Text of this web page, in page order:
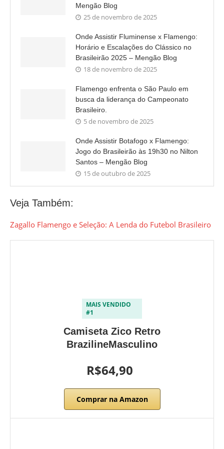
Mengão Blog
25 de novembro de 2025
Onde Assistir Fluminense x Flamengo:
Horário e Escalações do Clássico no
Brasileirão 2025 – Mengão Blog
18 de novembro de 2025
Flamengo enfrenta o São Paulo em
busca da liderança do Campeonato
Brasileiro.
5 de novembro de 2025
Onde Assistir Botafogo x Flamengo:
Jogo do Brasileirão às 19h30 no Nilton
Santos – Mengão Blog
15 de outubro de 2025
Veja Também:
Zagallo Flamengo e Seleção: A Lenda do Futebol Brasileiro
MAIS VENDIDO
#1
Camiseta Zico Retro
BrazilineMasculino
R$64,90
Comprar na Amazon